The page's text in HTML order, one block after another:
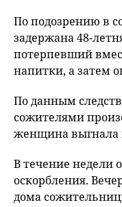
По подозрению в
задержана 48-
потерпевший
напитки, а затем
По данным
сожителями
женщина выгнала
В течение недели
оскорбления.
дома